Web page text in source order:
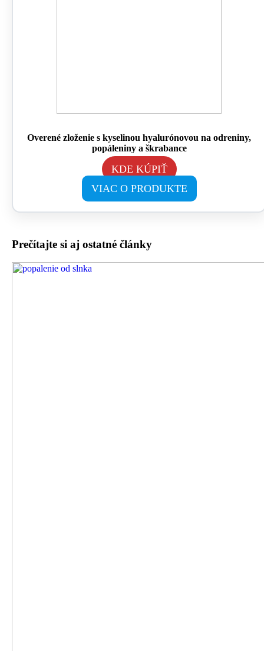
Overené zloženie s kyselinou hyalurónovou na odreniny,
popáleniny a škrabance
KDE KÚPIŤ
VIAC O PRODUKTE
Prečítajte si aj ostatné články